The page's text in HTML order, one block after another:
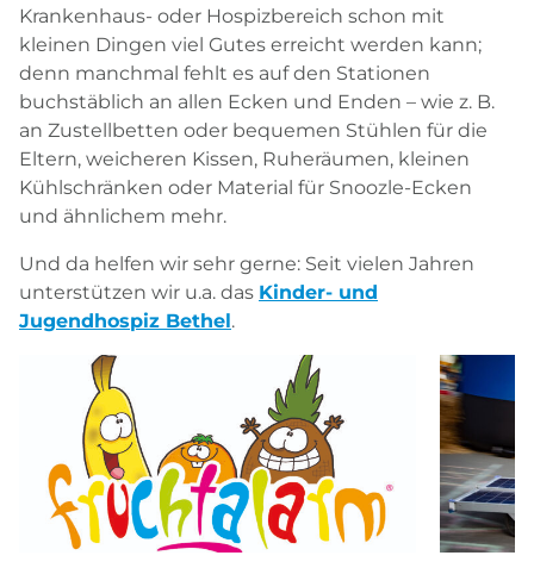
Krankenhaus- oder Hospizbereich schon mit
kleinen Dingen viel Gutes erreicht werden kann;
denn manchmal fehlt es auf den Stationen
buchstäblich an allen Ecken und Enden – wie z. B.
an Zustellbetten oder bequemen Stühlen für die
Eltern, weicheren Kissen, Ruheräumen, kleinen
Kühlschränken oder Material für Snoozle-Ecken
und ähnlichem mehr.
Und da helfen wir sehr gerne: Seit vielen Jahren
unterstützen wir u.a. das Kinder- und
Jugendhospiz Bethel.